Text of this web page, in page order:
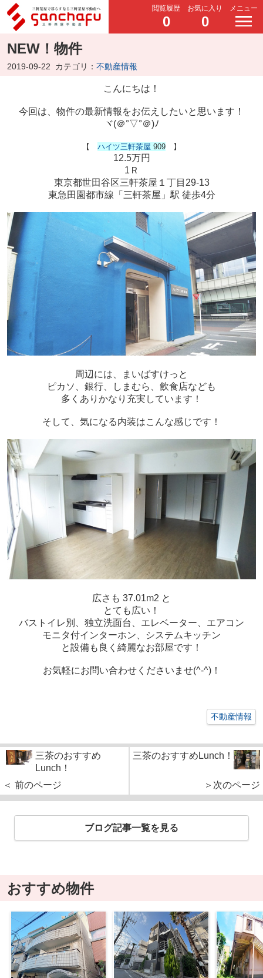
閲覧履歴
0
お気に入り
0
メニュー
NEW！物件
2019-09-22 カテゴリ： 不動産情報
こんにちは！
今回は、物件の最新情報をお伝えしたいと思います！
ヾ(＠°▽°＠)ﾉ
【 ハイツ三軒茶屋 909 】
12.5万円
1Ｒ
東京都世田谷区三軒茶屋１丁目29-13
東急田園都市線「三軒茶屋」駅 徒歩4分
周辺には、まいばすけっと
ピカソ、銀行、しまむら、飲食店なども
多くありかなり充実しています！
そして、気になる内装はこんな感じです！
広さも 37.01m2 と
とても広い！
バストイレ別、独立洗面台、エレベーター、エアコン
モニタ付インターホン、システムキッチン
と設備も良く綺麗なお部屋です！
お気軽にお問い合わせくださいませ(^-^)！
不動産情報
三茶のおすすめ
Lunch！
＜ 前のページ
三茶のおすすめLunch！
＞次のページ
ブログ記事一覧を見る
おすすめ物件